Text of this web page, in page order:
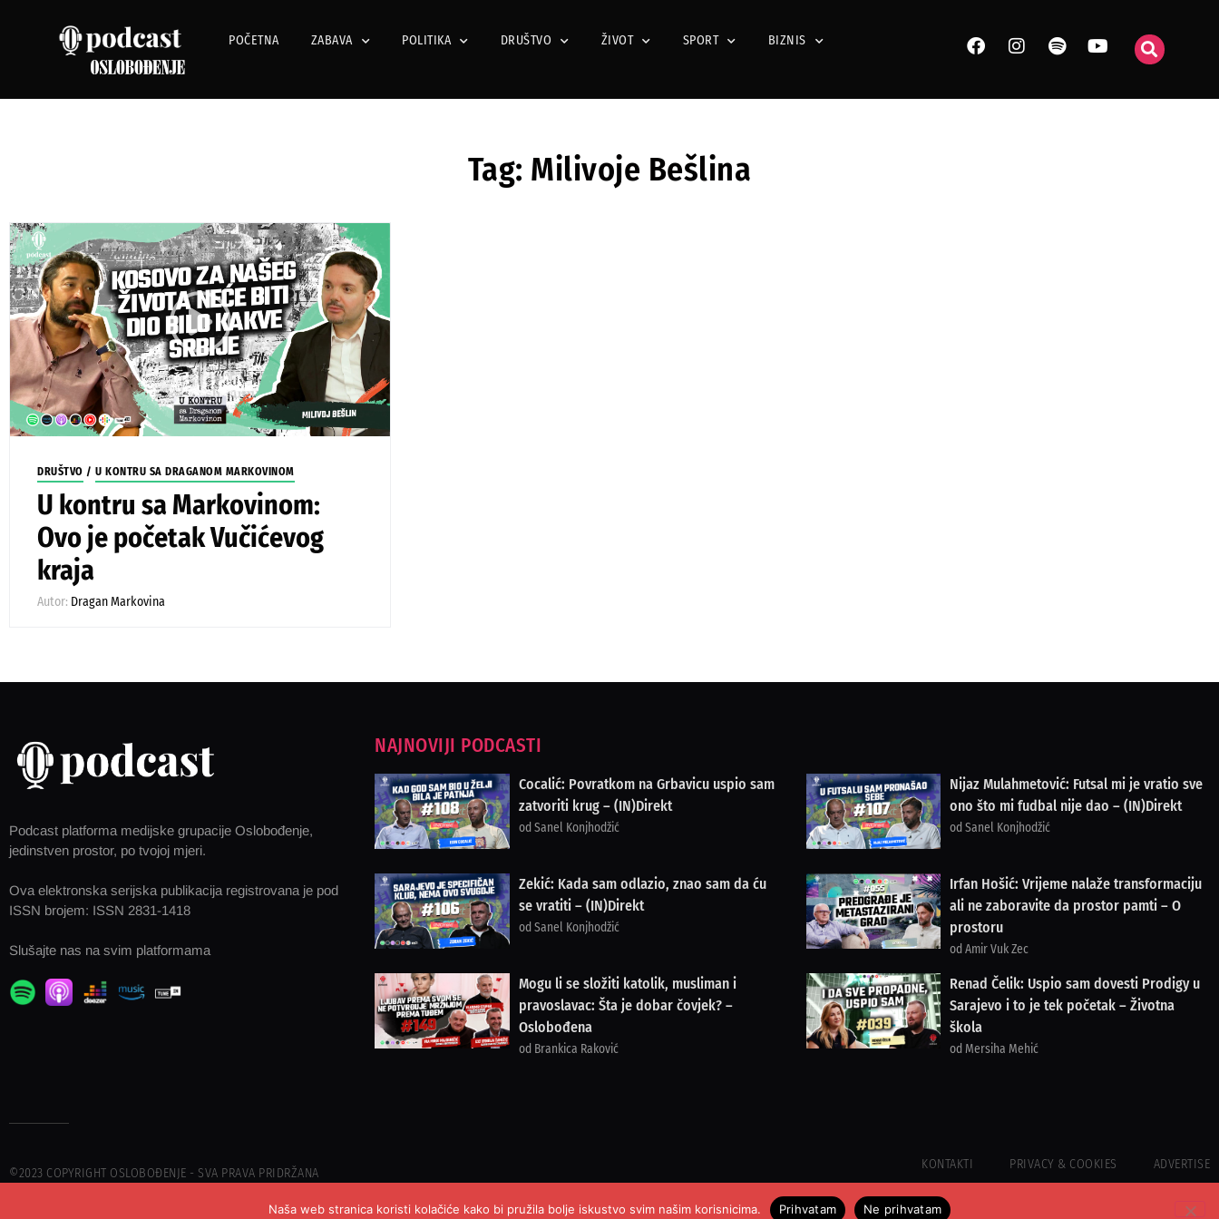
POČETNA ZABAVA POLITIKA DRUŠTVO ŽIVOT SPORT BIZNIS
Tag: Milivoje Bešlina
DRUŠTVO / U KONTRU SA DRAGANOM MARKOVINOM
U kontru sa Markovinom:
Ovo je početak Vučićevog
kraja
Autor: Dragan Markovina
Podcast platforma medijske grupacije Oslobođenje,
jedinstven prostor, po tvojoj mjeri.
Ova elektronska serijska publikacija registrovana je pod
ISSN brojem: ISSN 2831-1418
Slušajte nas na svim platformama
NAJNOVIJI PODCASTI
Cocalić: Povratkom na Grbavicu uspio sam
zatvoriti krug – (IN)Direkt
od Sanel Konjhodžić
Nijaz Mulahmetović: Futsal mi je vratio sve
ono što mi fudbal nije dao – (IN)Direkt
od Sanel Konjhodžić
Zekić: Kada sam odlazio, znao sam da ću
se vratiti – (IN)Direkt
od Sanel Konjhodžić
Irfan Hošić: Vrijeme nalaže transformaciju
ali ne zaboravite da prostor pamti – O
prostoru
od Amir Vuk Zec
Mogu li se složiti katolik, musliman i
pravoslavac: Šta je dobar čovjek? –
Oslobođena
od Brankica Raković
Renad Čelik: Uspio sam dovesti Prodigy u
Sarajevo i to je tek početak – Životna
škola
od Mersiha Mehić
©2023 COPYRIGHT OSLOBOĐENJE - SVA PRAVA PRIDRŽANA
KONTAKTI PRIVACY & COOKIES ADVERTISE
Naša web stranica koristi kolačiće kako bi pružila bolje iskustvo svim našim korisnicima. Prihvatam Ne prihvatam